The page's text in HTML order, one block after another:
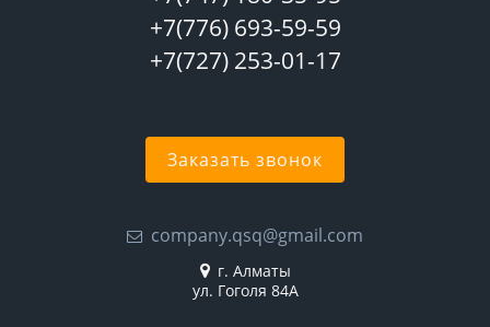
+7(776) 693-59-59
+7(727) 253-01-17
Заказать звонок
company.qsq@gmail.com
г. Алматы
ул. Гоголя 84А